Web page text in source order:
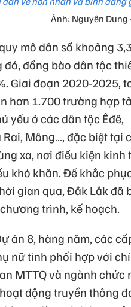
Ảnh: Nguyên Dung
mô dân số khoảng
đồng bào dân tộc
Giai đoạn 2020-2025,
hơn 1.700 trường hợp
yếu ở các dân tộc Êđê,
Rai, Mông…, đặc biệt tại
xa, nơi điều kiện kinh
khó khăn. Để khắc
gian qua, Đắk Lắk đã
trình, kế hoạch.
án 8, hàng năm, các
nữ tỉnh phối hợp với
MTTQ và ngành chức
động truyền thông